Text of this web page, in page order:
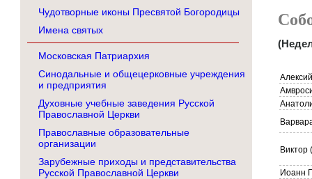
Чудотворные иконы Пресвятой Богородицы
Имена святых
Московская Патриархия
Синодальные и общецерковные учреждения
и предприятия
Духовные учебные заведения Русской
Православной Церкви
Православные образовательные
организации
Зарубежные приходы и представительства
Русской Православной Церкви
Виктор
Иоанн